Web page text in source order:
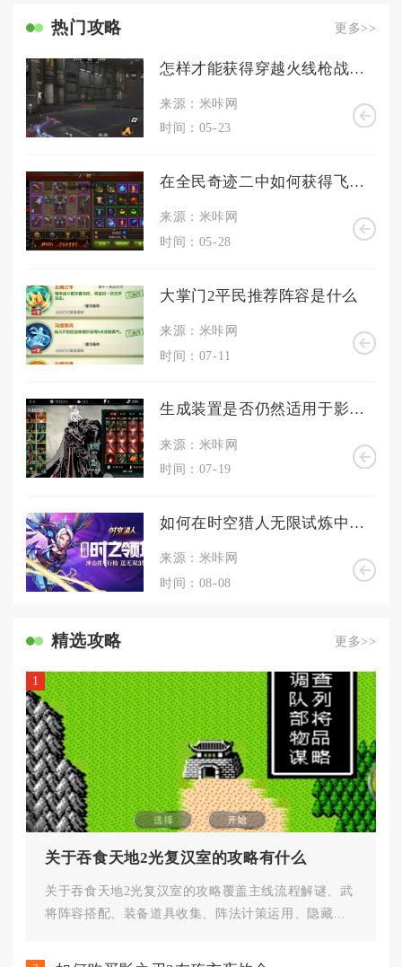
热门攻略 更多>>
怎样才能获得穿越火线枪战王者中的关小雨
来源：米咔网
时间：05-23
在全民奇迹二中如何获得飞行道具
来源：米咔网
时间：05-28
大掌门2平民推荐阵容是什么
来源：米咔网
时间：07-11
生成装置是否仍然适用于影之刃制作方法是否可以生成20份
来源：米咔网
时间：07-19
如何在时空猎人无限试炼中加速时间
来源：米咔网
时间：08-08
精选攻略 更多>>
1
关于吞食天地2光复汉室的攻略有什么
关于吞食天地2光复汉室的攻略覆盖主线流程解谜、武
将阵容搭配、装备道具收集、阵法计策运用、隐藏机